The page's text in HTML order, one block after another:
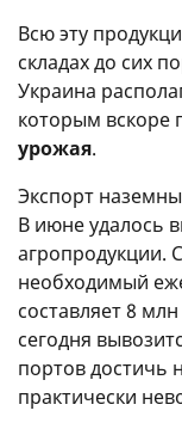
Всю эту
складах до сих
Украина
которым вскоре
урожая.
Экспорт
В июне удалось
агропродукции.
необходимый
составляет 8
сегодня
портов достичь
практически